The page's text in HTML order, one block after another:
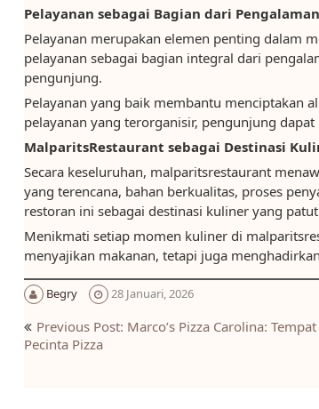
Pelayanan sebagai Bagian dari Pengalaman
Pelayanan merupakan elemen penting dalam
pelayanan sebagai bagian integral dari
pengunjung.
Pelayanan yang baik membantu menciptakan
pelayanan yang terorganisir, pengunjung
MalparitsRestaurant sebagai Destinasi
Secara keseluruhan, malparitsrestaurant
yang terencana, bahan berkualitas, proses
restoran ini sebagai destinasi kuliner yang
Menikmati setiap momen kuliner di
menyajikan makanan, tetapi juga
Begry 28 Januari, 2026
Navigasi
pos
Previous Post: Marco’s Pizza Carolina:
Pecinta Pizza